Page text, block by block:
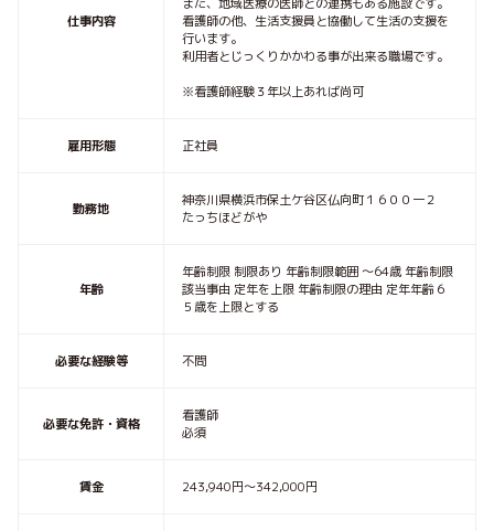
仕事内容
看護師の他、生活支援員と協働して生活の支援を
行います。
利用者とじっくりかかわる事が出来る職場です。
※看護師経験３年以上あれば尚可
雇用形態 正社員
勤務地
神奈川県横浜市保土ケ谷区仏向町１６００一２
たっちほどがや
年齢
年齢制限 制限あり 年齢制限範囲 〜64歳 年齢制限
該当事由 定年を上限 年齢制限の理由 定年年齢６
５歳を上限とする
必要な経験等 不問
必要な免許・資格
看護師
必須
賃金 243,940円〜342,000円